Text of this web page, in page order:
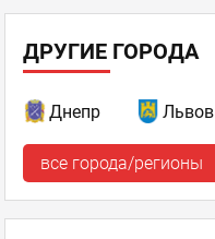
ДРУГИЕ ГОРОДА
Днепр Львов
все города/регионы